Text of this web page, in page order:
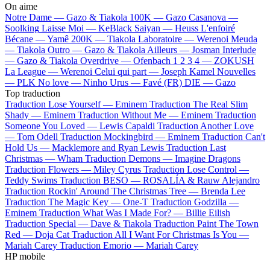
On aime
Notre Dame — Gazo & Tiakola 100K — Gazo Casanova —
Soolking Laisse Moi — KeBlack Saiyan — Heuss L'enfoiré
Bécane —Yamê 200K — Tiakola Laboratoire — Werenoi Meuda
— Tiakola Outro — Gazo & Tiakola Ailleurs — Josman Interlude
— Gazo & Tiakola Overdrive — Ofenbach 1 2 3 4 — ZOKUSH
La League — Werenoi Celui qui part — Joseph Kamel Nouvelles
— PLK No love — Ninho Urus — Favé (FR) DIE — Gazo
Top traduction
Traduction Lose Yourself — Eminem Traduction The Real Slim
Shady — Eminem Traduction Without Me — Eminem Traduction
Someone You Loved — Lewis Capaldi Traduction Another Love
— Tom Odell Traduction Mockingbird — Eminem Traduction Can't
Hold Us — Macklemore and Ryan Lewis Traduction Last
Christmas — Wham Traduction Demons — Imagine Dragons
Traduction Flowers — Miley Cyrus Traduction Lose Control —
Teddy Swims Traduction BESO — ROSALÍA & Rauw Alejandro
Traduction Rockin' Around The Christmas Tree — Brenda Lee
Traduction The Magic Key — One-T Traduction Godzilla —
Eminem Traduction What Was I Made For? — Billie Eilish
Traduction Special — Dave & Tiakola Traduction Paint The Town
Red — Doja Cat Traduction All I Want For Christmas Is You —
Mariah Carey Traduction Emorio — Mariah Carey
HP mobile